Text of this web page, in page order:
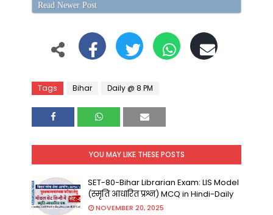
Read Newer Post
Tags Bihar Daily @ 8 PM
YOU MAY LIKE THESE POSTS
SET-80-Bihar Librarian Exam: LIS Model
(स्मृति आधारित प्रश्न) MCQ in Hindi-Daily
NOVEMBER 20, 2025